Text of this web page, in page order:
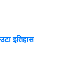
इतिहास